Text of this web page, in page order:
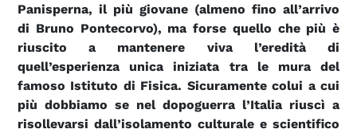
Panisperna, il più giovane (almeno fino all’arrivo
di Bruno Pontecorvo), ma forse quello che più è
riuscito a mantenere viva l’eredità di
quell’esperienza unica iniziata tra le mura del
famoso Istituto di Fisica. Sicuramente colui a cui
più dobbiamo se nel dopoguerra l’Italia riuscì a
risollevarsi dall’isolamento culturale e scientifico